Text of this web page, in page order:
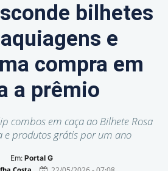
bilhetes
e
compra em
a prêmio
combos em caça ao Bilhete Rosa
e produtos grátis por um ano
Em: Portal G